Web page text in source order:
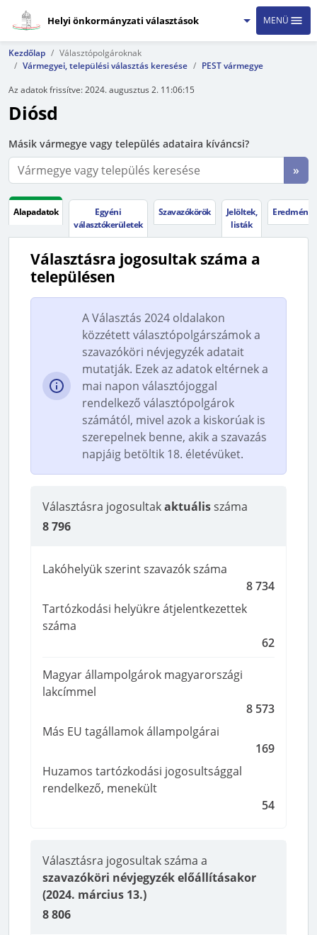
Helyi önkormányzati választások MENÜ
Kezdőlap
Választópolgároknak
Vármegyei, települési választás keresése
PEST vármegye
Az adatok frissítve:2024. augusztus 2. 11:06:15
Diósd
Másik vármegye vagy település adataira kíváncsi?
»
Alapadatok
Egyéni
választókerületek
Szavazókörök
Jelöltek,
listák
Választásra jogosultak száma a
településen
A Választás 2024 oldalakon
közzétett választópolgárszámok a
szavazóköri névjegyzék adatait
mutatják. Ezek az adatok eltérnek a
mai napon választójoggal
rendelkező választópolgárok
számától, mivel azok a kiskorúak is
szerepelnek benne, akik a szavazás
napjáig betöltik 18. életévüket.
Választásra jogosultakaktuálisszáma
8 796
Lakóhelyük szerint szavazók száma
8 734
Tartózkodási helyükre átjelentkezettek
száma
62
Magyar állampolgárok magyarországi
lakcímmel
8 573
Más EU tagállamok állampolgárai
169
Huzamos tartózkodási jogosultsággal
rendelkező, menekült
54
Választásra jogosultak száma a
szavazóköri névjegyzék előállításakor
(2024. március 13.)
8 806